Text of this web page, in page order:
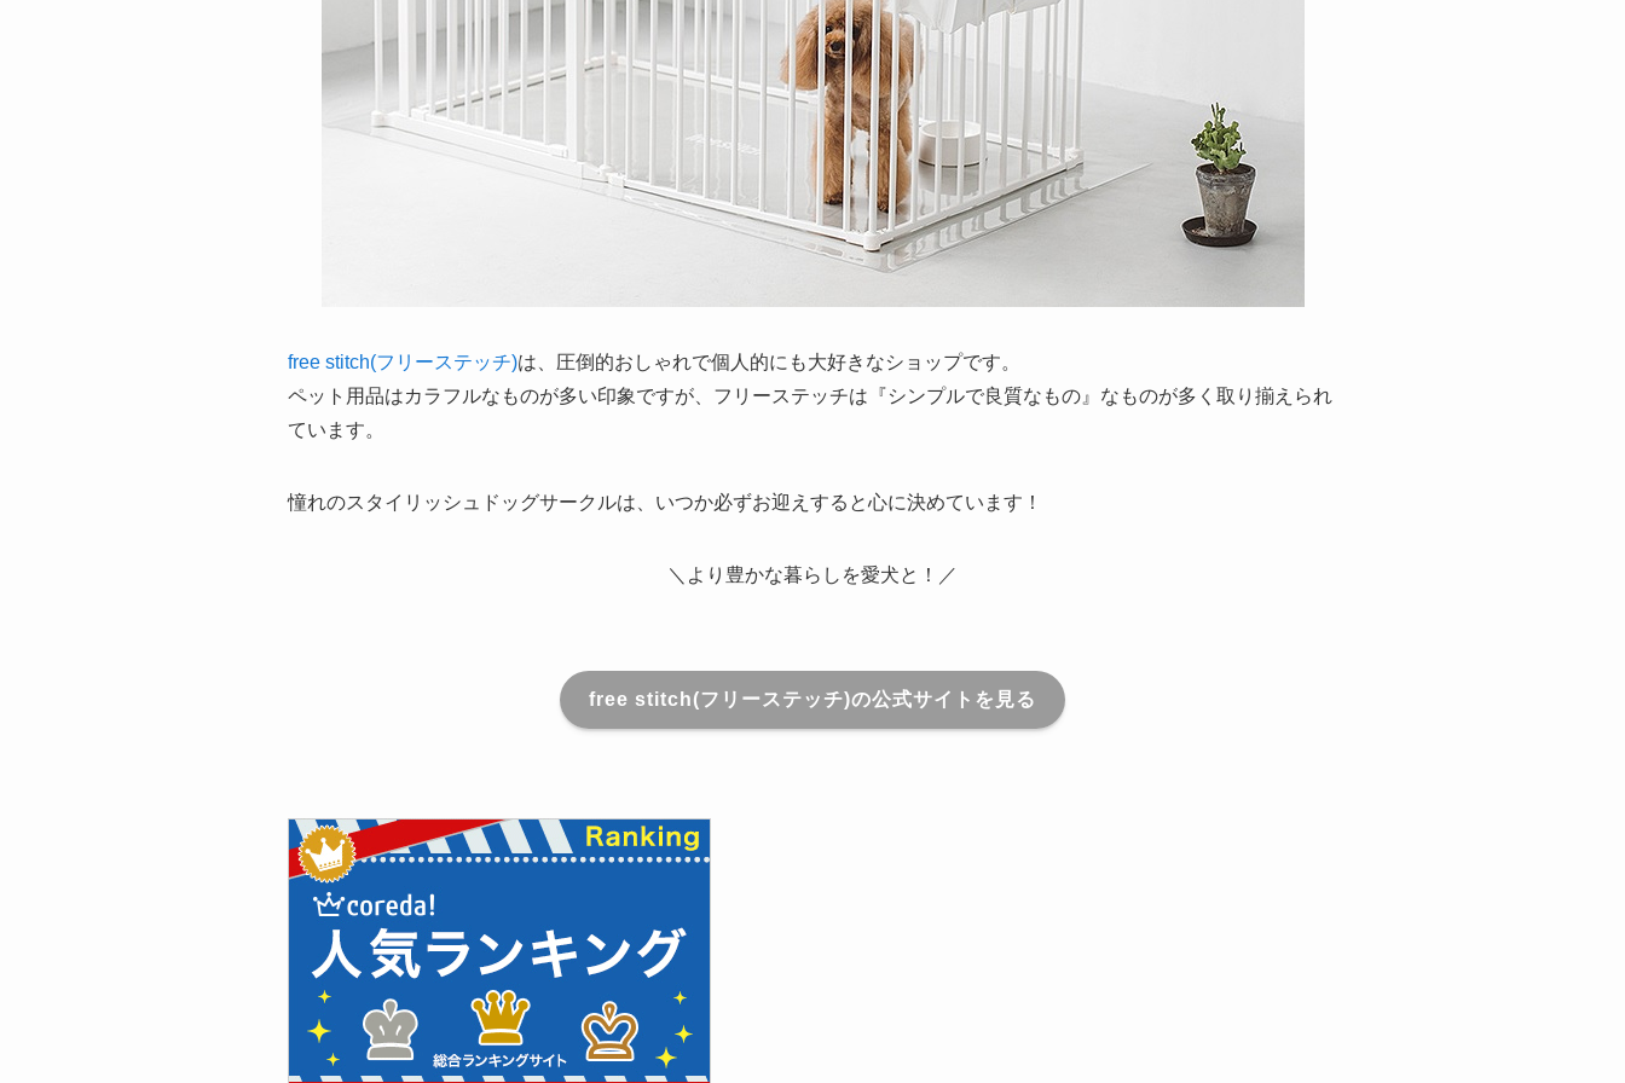
free stitch(フリーステッチ)は、圧倒的おしゃれで個人的にも大好きなショップです。
ペット用品はカラフルなものが多い印象ですが、フリーステッチは『シンプルで良質なもの』なものが多く取り揃えられ
ています。
憧れのスタイリッシュドッグサークルは、いつか必ずお迎えすると心に決めています！
＼より豊かな暮らしを愛犬と！／
free stitch(フリーステッチ)の公式サイトを見る